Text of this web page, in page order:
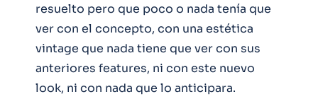
resuelto pero que poco o nada tenía que
ver con el concepto, con una estética
vintage que nada tiene que ver con sus
anteriores features, ni con este nuevo
look, ni con nada que lo anticipara.